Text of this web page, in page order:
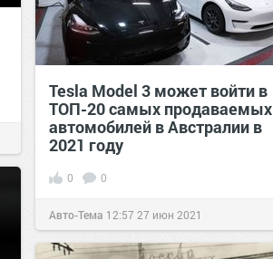
Tesla Model 3 может войти в
ТОП-20 самых продаваемых
автомобилей в Австралии в
2021 году
0 0
Авто-Тема 12:57 27 июн 2021